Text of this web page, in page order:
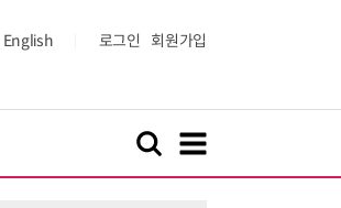
English 로그인 회원가입